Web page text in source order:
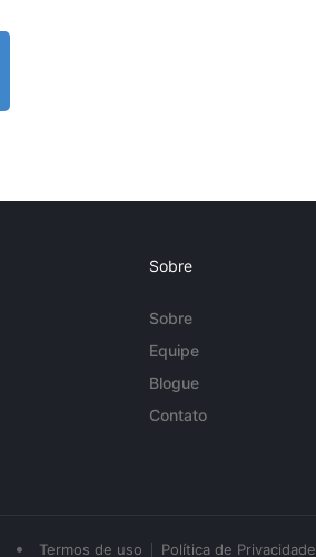
Sobre
Sobre
Equipe
Blogue
Contato
• Termos de uso Política de Privacidade